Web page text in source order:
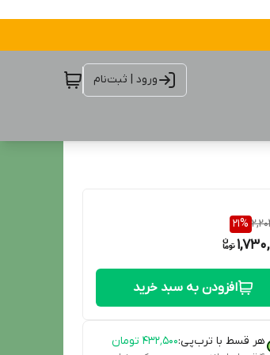
ورود | ثبت‌نام
21%
افزودن به سبد خرید
هر قسط با ترب‌پی:۴۳۲٬۵۰۰ تومان